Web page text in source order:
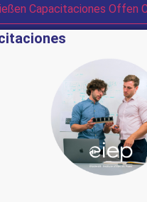
Capacitaciones Offen